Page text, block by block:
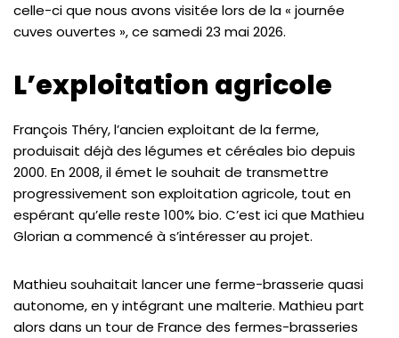
celle-ci que nous avons visitée lors de la « journée
cuves ouvertes », ce samedi 23 mai 2026.
L’exploitation agricole
François Théry, l’ancien exploitant de la ferme,
produisait déjà des légumes et céréales bio depuis
2000. En 2008, il émet le souhait de transmettre
progressivement son exploitation agricole, tout en
espérant qu’elle reste 100% bio. C’est ici que Mathieu
Glorian a commencé à s’intéresser au projet.
Mathieu souhaitait lancer une ferme-brasserie quasi
autonome, en y intégrant une malterie. Mathieu part
alors dans un tour de France des fermes-brasseries